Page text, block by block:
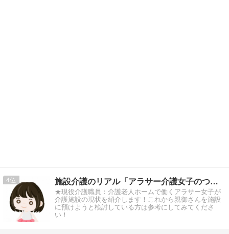
4 施設介護のリアル「アラサー介護女子のつぶやき」
★現役介護職員：介護老人ホームで働くアラサー女子が
介護施設の現状を紹介します！これから親御さんを施設
に預けようと検討している方は参考にしてみてくださ
い！